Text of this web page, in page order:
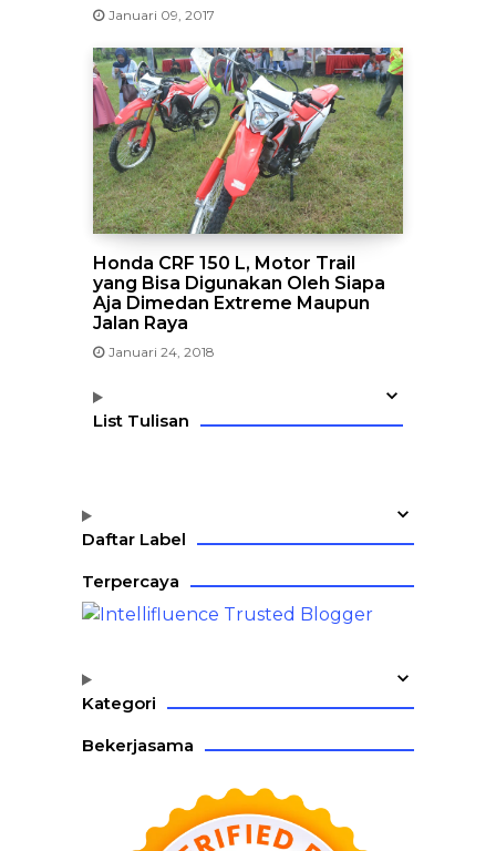
Januari 09, 2017
Honda CRF 150 L, Motor Trail
yang Bisa Digunakan Oleh Siapa
Aja Dimedan Extreme Maupun
Jalan Raya
Januari 24, 2018
List Tulisan
Daftar Label
Terpercaya
Kategori
Bekerjasama